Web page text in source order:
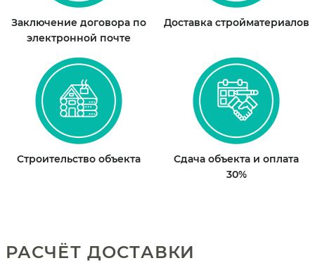
Заключение договора по
электронной почте
Доставка стройматериалов
Строительство объекта
Сдача объекта и оплата
30%
РАСЧЁТ ДОСТАВКИ